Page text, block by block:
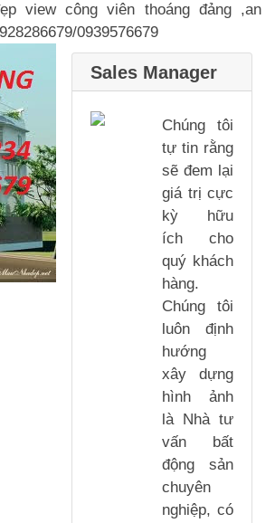
view công viên thoáng đảng ,an
0939576679
Sales Manager
Chúng tôi
tự tin rằng
sẽ đem lại
giá trị cực
kỳ hữu
ích cho
quý khách
hàng.
Chúng tôi
luôn định
hướng
xây dựng
hình ảnh
là Nhà tư
vấn bất
động sản
chuyên
nghiệp, có